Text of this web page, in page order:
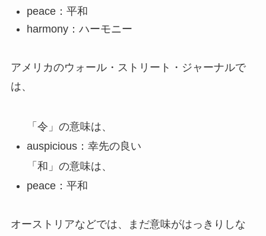
peace：平和
harmony：ハーモニー
アメリカのウォール・ストリート・ジャーナルで
は、
「令」の意味は、
auspicious：幸先の良い
「和」の意味は、
peace：平和
オーストリアなどでは、まだ意味がはっきりしな